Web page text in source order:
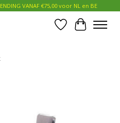
VANAF €75,00 voor NL en BE
Verlanglijst